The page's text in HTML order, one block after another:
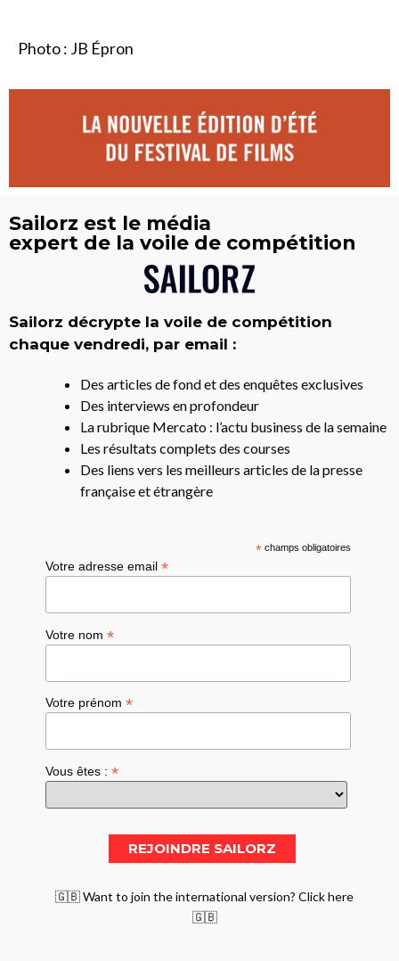
Photo : JB Épron
Sailorz est le média
expert de la voile de compétition
Sailorz décrypte la voile de compétition
chaque vendredi, par email :
Des articles de fond et des enquêtes exclusives
Des interviews en profondeur
La rubrique Mercato : l’actu business de la semaine
Les résultats complets des courses
Des liens vers les meilleurs articles de la presse
française et étrangère
*champs obligatoires
Votre adresse email*
Votre nom*
Votre prénom*
Vous êtes :*
🇬🇧 Want to join the international version? Click here
🇬🇧